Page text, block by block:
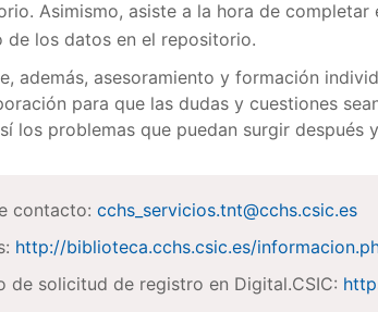
Asimismo, asiste a la hora de
de los datos en el repositorio.
además, asesoramiento y formación
para que las dudas y cuestiones
los problemas que puedan surgir
contacto: cchs_servicios.tnt@cchs.csic.es
http://biblioteca.cchs.csic.es/
de solicitud de registro en Digital.CSIC: